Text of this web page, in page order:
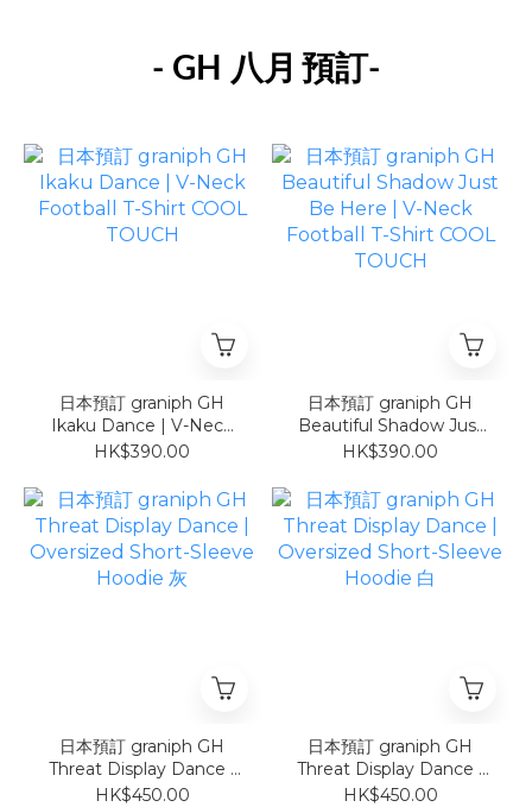
- GH 八月 預訂-
日本預訂 graniph GH
Ikaku Dance | V-Neck
Football T-Shirt COOL
HK$390.00
日本預訂 graniph GH
Beautiful Shadow Just
Be Here | V-Neck
TOUCH
HK$390.00
日本預訂 graniph GH
Threat Display Dance |
Oversized Short-Sleeve
HK$450.00
日本預訂 graniph GH
Threat Display Dance |
Oversized Short-Sleeve
HK$450.00